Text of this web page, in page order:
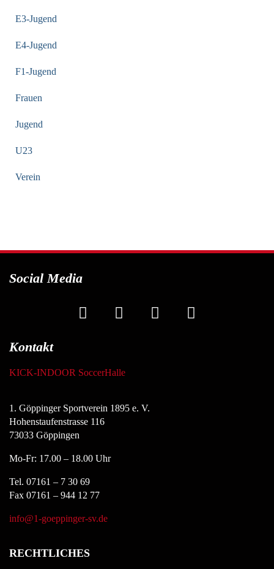
E3-Jugend
E4-Jugend
F1-Jugend
Frauen
Jugend
U23
Verein
Social Media
Kontakt
KICK-INDOOR SoccerHalle
1. Göppinger Sportverein 1895 e. V.
Hohenstaufenstrasse 116
73033 Göppingen
Mo-Fr: 17.00 – 18.00 Uhr
Tel. 07161 – 7 30 69
Fax 07161 – 944 12 77
info@1-goeppinger-sv.de
RECHTLICHES